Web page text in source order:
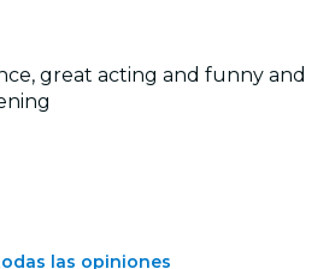
great acting and funny and
las opiniones